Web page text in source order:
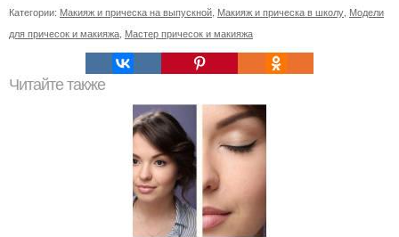
Категории: Макияж и прическа на выпускной Макияж и прическа в школу Модели
для причесок и макияжа Мастер причесок и макияжа
Читайте также